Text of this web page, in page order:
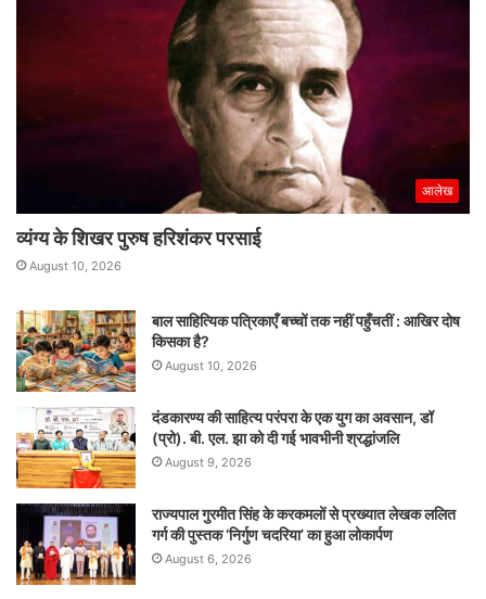
आलेख
व्यंग्य के शिखर पुरुष हरिशंकर परसाई
August 10, 2026
बाल साहित्यिक पत्रिकाएँ बच्चों तक नहीं पहुँचतीं : आखिर दोष
किसका है?
August 10, 2026
दंडकारण्य की साहित्य परंपरा के एक युग का अवसान, डॉ
(प्रो). बी. एल. झा को दी गई भावभीनी श्रद्धांजलि
August 9, 2026
राज्यपाल गुरमीत सिंह के करकमलों से प्रख्यात लेखक ललित
गर्ग की पुस्तक ‘निर्गुण चदरिया’ का हुआ लोकार्पण
August 6, 2026